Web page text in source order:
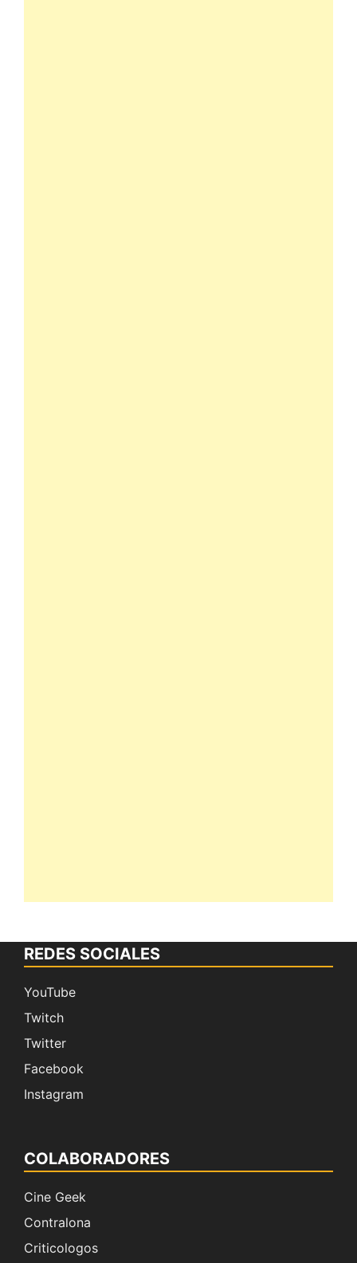
REDES SOCIALES
YouTube
Twitch
Twitter
Facebook
Instagram
COLABORADORES
Cine Geek
Contralona
Criticologos